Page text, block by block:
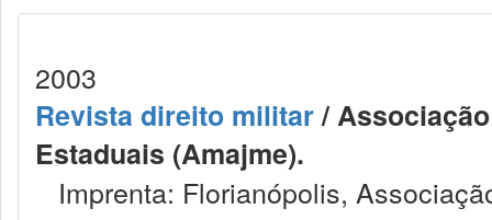
2003
Revista direito militar/
Estaduais (Amajme).
Imprenta: Florianópolis,